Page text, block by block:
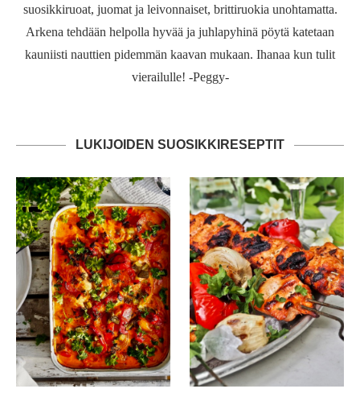
suosikkiruoat, juomat ja leivonnaiset, brittiruokia unohtamatta.
Arkena tehdään helpolla hyvää ja juhlapyhinä pöytä katetaan
kauniisti nauttien pidemmän kaavan mukaan. Ihanaa kun tulit
vierailulle! -Peggy-
LUKIJOIDEN SUOSIKKIRESEPTIT